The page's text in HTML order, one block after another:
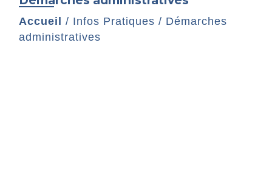
Accueil / Infos Pratiques / Démarches
administratives